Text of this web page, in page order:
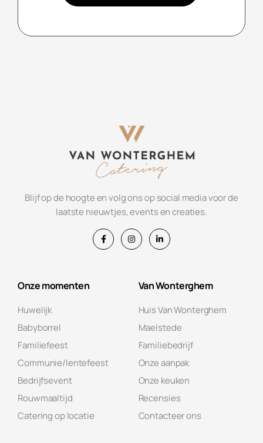
Blijf op de hoogte en volg ons op social media voor de
laatste nieuwtjes, events en creaties.
Onze momenten
Huwelijk
Babyborrel
Familiefeest
Communie/lentefeest
Bedrijfsevent
Rouwmaaltijd
Catering op locatie
Van Wonterghem
Huis Van Wonterghem
Maelstede
Familiebedrijf
Onze aanpak
Onze keuken
Recensies
Contacteer ons